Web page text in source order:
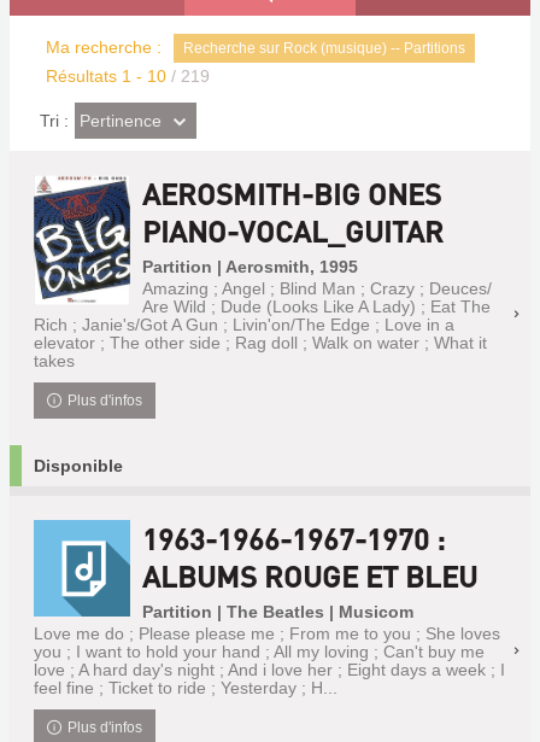
Ma recherche : Recherche sur Rock (musique) -- Partitions
Résultats 1 - 10 / 219
Tri : (Effet
imédiat)
Pertinence
AEROSMITH-BIG ONES
PIANO-VOCAL_GUITAR
Partition | Aerosmith, 1995
Amazing ; Angel ; Blind Man ; Crazy ; Deuces/
Are Wild ; Dude (Looks Like A Lady) ; Eat The
Rich ; Janie's/Got A Gun ; Livin'on/The Edge ; Love in a
elevator ; The other side ; Rag doll ; Walk on water ; What it
takes
Plus d'infos
Disponible
1963-1966-1967-1970 :
ALBUMS ROUGE ET BLEU
Partition | The Beatles | Musicom
Love me do ; Please please me ; From me to you ; She loves
you ; I want to hold your hand ; All my loving ; Can't buy me
love ; A hard day's night ; And i love her ; Eight days a week ; I
feel fine ; Ticket to ride ; Yesterday ; H...
Plus d'infos